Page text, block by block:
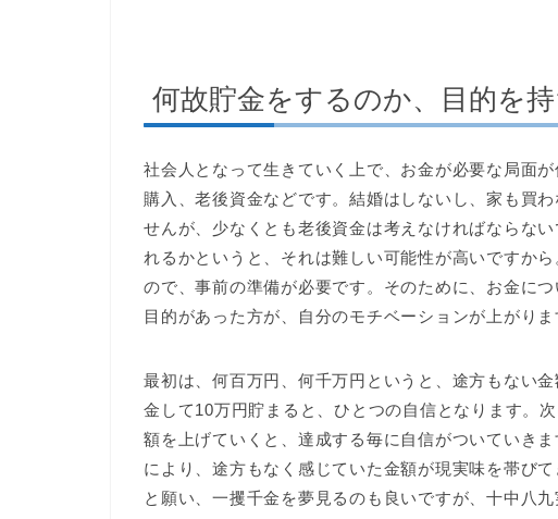
何故貯金をするのか、目的を
社会人となって生きていく上で、お金が必要な局面
購入、老後資金などです。結婚はしないし、家も買
せんが、少なくとも老後資金は考えなければならな
れるかというと、それは難しい可能性が高いですか
ので、事前の準備が必要です。そのために、お金に
目的があった方が、自分のモチベーションが上がりま
最初は、何百万円、何千万円というと、途方もない
金して10万円貯まると、ひとつの自信となります。
額を上げていくと、達成する毎に自信がついていき
により、途方もなく感じていた金額が現実味を帯び
と願い、一攫千金を夢見るのも良いですが、十中八